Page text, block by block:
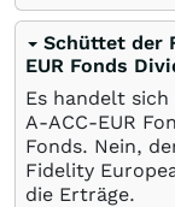
Schüttet der
EUR Fonds
Es handelt
A-ACC-EUR
Fonds. Nein,
Fidelity
die Erträge.